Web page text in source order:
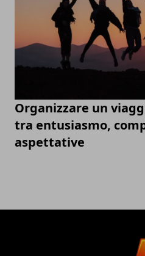
Organizzare un
tra entusiasmo,
aspettative